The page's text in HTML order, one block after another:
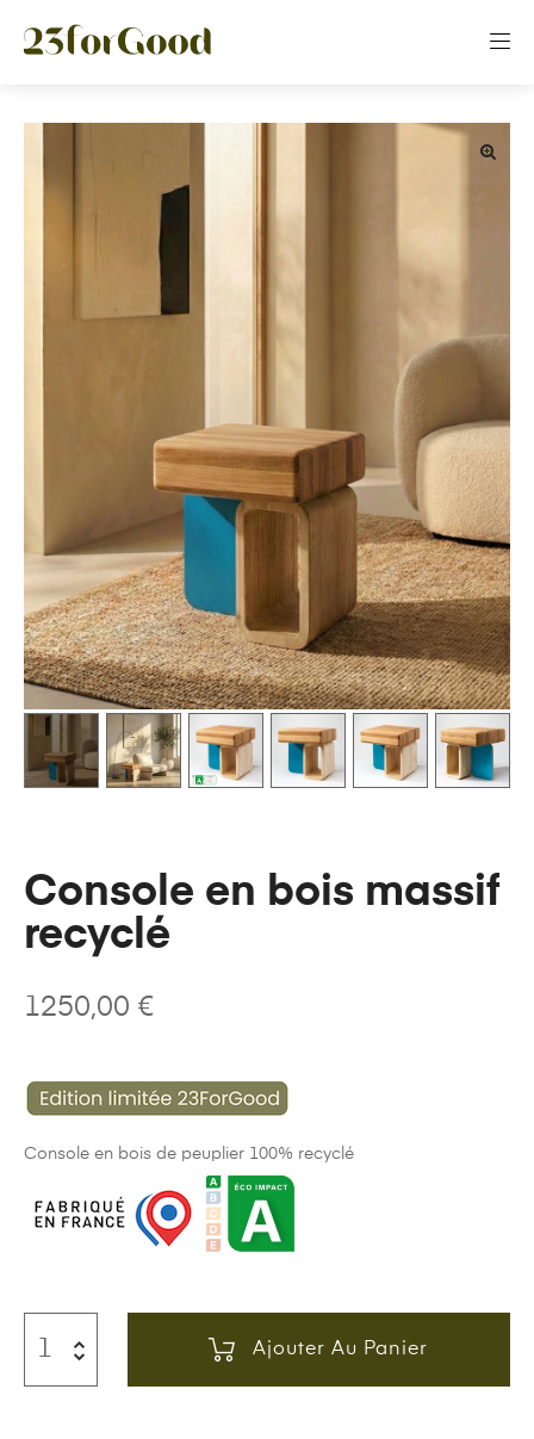
Console en bois massif
recyclé
1250,00 €
Console en bois de peuplier 100% recyclé
Ajouter Au Panier